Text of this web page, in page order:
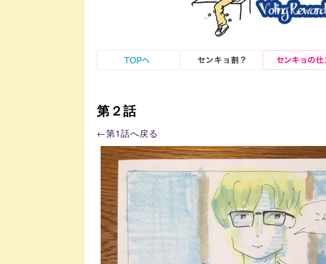
第２話
←第1話へ戻る